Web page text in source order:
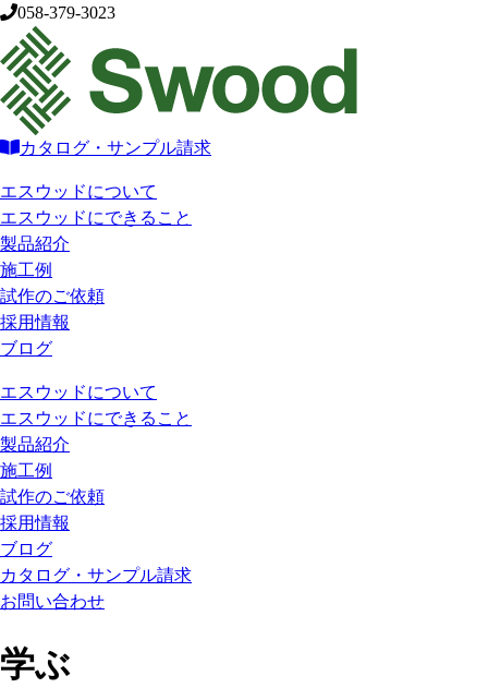
058-379-3023
カタログ・サンプル請求
エスウッドについて
エスウッドにできること
製品紹介
施工例
試作のご依頼
採用情報
ブログ
エスウッドについて
エスウッドにできること
製品紹介
施工例
試作のご依頼
採用情報
ブログ
カタログ・サンプル請求
お問い合わせ
学ぶ